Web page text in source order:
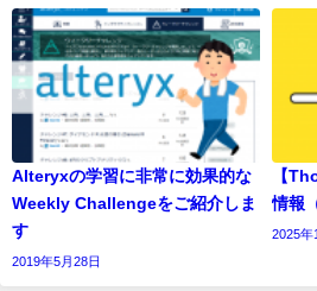
Alteryxの学習に非常に効果的な
Weekly Challengeをご紹介しま
す
2019年5月28日
【
情報
2025年